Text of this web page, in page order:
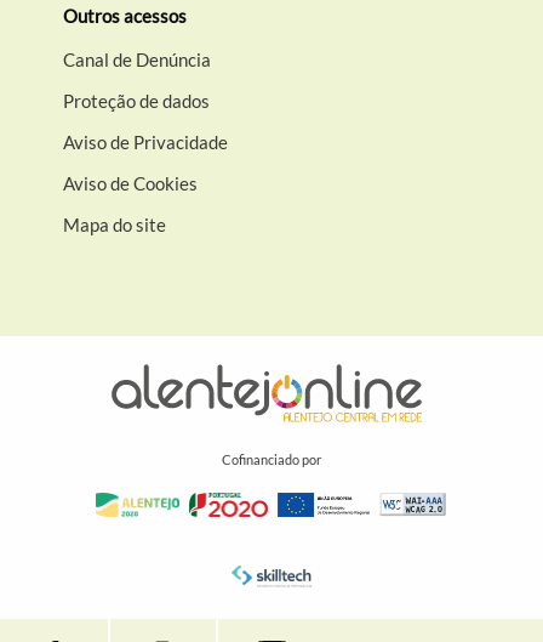
Outros acessos
Canal de Denúncia
Proteção de dados
Aviso de Privacidade
Aviso de Cookies
Mapa do site
Cofinanciado por